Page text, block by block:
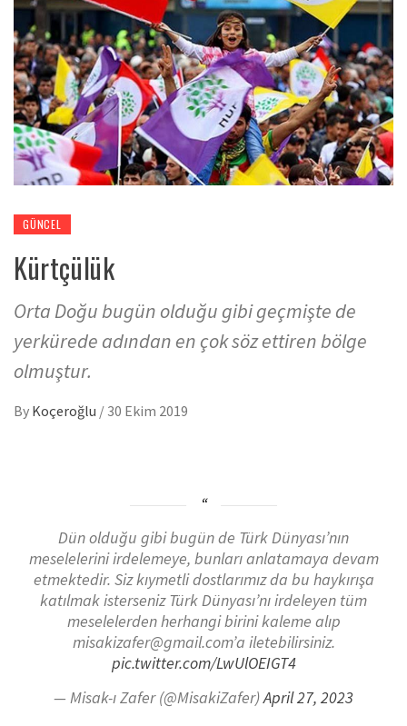
GÜNCEL
Kürtçülük
Orta Doğu bugün olduğu gibi geçmişte de
yerkürede adından en çok söz ettiren bölge
olmuştur.
By Koçeroğlu / 30 Ekim 2019
Dün olduğu gibi bugün de Türk Dünyası’nın
meselelerini irdelemeye, bunları anlatamaya devam
etmektedir. Siz kıymetli dostlarımız da bu haykırışa
katılmak isterseniz Türk Dünyası’nı irdeleyen tüm
meselelerden herhangi birini kaleme alıp
misakizafer@gmail.com’a iletebilirsiniz.
pic.twitter.com/LwUlOEIGT4
— Misak-ı Zafer (@MisakiZafer)April 27, 2023